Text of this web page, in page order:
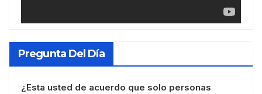
Pregunta Del Día
¿Esta usted de acuerdo que solo personas